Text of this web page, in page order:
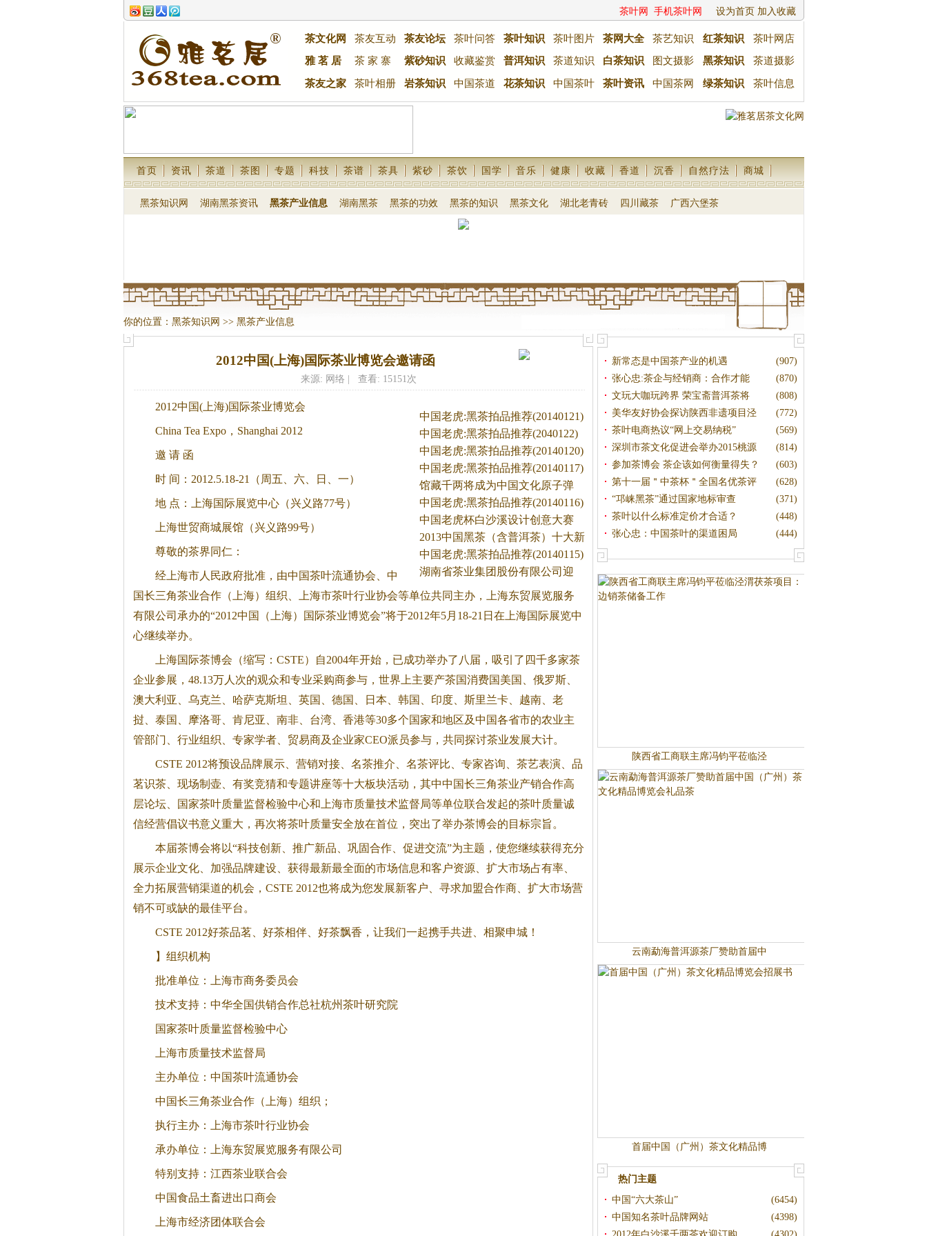
茶叶网 手机茶叶网 设为首页 加入收藏
茶文化网 茶友互动 茶友论坛 茶叶问答 茶叶知识 茶叶图片 茶网大全 茶艺知识 红茶知识
茶叶网店
雅 茗 居
茶 家 寨 紫砂知识 收藏鉴赏 普洱知识 茶道知识 白茶知识 图文摄影 黑茶知识 茶道摄影
茶友之家 茶叶相册 岩茶知识 中国茶道 花茶知识 中国茶叶 茶叶资讯 中国茶网 绿茶知识 茶叶信息
首页 资讯 茶道 茶图 专题 科技 茶谱 茶具 紫砂 茶饮 国学 音乐 健康 收藏 香道 沉香 自然疗法 商城
黑茶知识网 湖南黑茶资讯 黑茶产业信息 湖南黑茶 黑茶的功效 黑茶的知识 黑茶文化 湖北老青砖 四川藏茶 广西六堡茶
你的位置： 黑茶知识网 >> 黑茶产业信息
2012中国(上海)国际茶业博览会邀请函
来源: 网络 | 查看: 15151次
中国老虎:黑茶拍品推荐(20140121)
中国老虎:黑茶拍品推荐(2040122)
中国老虎:黑茶拍品推荐(20140120)
中国老虎:黑茶拍品推荐(20140117)
馆藏千两将成为中国文化原子弹
中国老虎:黑茶拍品推荐(20140116)
中国老虎杯白沙溪设计创意大赛
即
2013中国黑茶（含普洱茶）十大新
闻
中国老虎:黑茶拍品推荐(20140115)
湖南省茶业集团股份有限公司迎
新
2012中国(上海)国际茶业博览会
China Tea Expo，Shanghai 2012
邀 请 函
时 间：2012.5.18-21（周五、六、日、一）
地 点：上海国际展览中心（兴义路77号）
上海世贸商城展馆（兴义路99号）
尊敬的茶界同仁：
经上海市人民政府批准，由中国茶叶流通协会、中
国长三角茶业合作（上海）组织、上海市茶叶行业协会等单位共同主办，上海东贸展览服务
有限公司承办的“2012中国（上海）国际茶业博览会”将于2012年5月18-21日在上海国际展览中
心继续举办。
上海国际茶博会（缩写：CSTE）自2004年开始，已成功举办了八届，吸引了四千多家茶
企业参展，48.13万人次的观众和专业采购商参与，世界上主要产茶国消费国美国、俄罗斯、
澳大利亚、乌克兰、哈萨克斯坦、英国、德国、日本、韩国、印度、斯里兰卡、越南、老
挝、泰国、摩洛哥、肯尼亚、南非、台湾、香港等30多个国家和地区及中国各省市的农业主
管部门、行业组织、专家学者、贸易商及企业家CEO派员参与，共同探讨茶业发展大计。
CSTE 2012将预设品牌展示、营销对接、名茶推介、名茶评比、专家咨询、茶艺表演、品
茗识茶、现场制壶、有奖竞猜和专题讲座等十大板块活动，其中中国长三角茶业产销合作高
层论坛、国家茶叶质量监督检验中心和上海市质量技术监督局等单位联合发起的茶叶质量诚
信经营倡议书意义重大，再次将茶叶质量安全放在首位，突出了举办茶博会的目标宗旨。
本届茶博会将以“科技创新、推广新品、巩固合作、促进交流”为主题，使您继续获得充分
展示企业文化、加强品牌建设、获得最新最全面的市场信息和客户资源、扩大市场占有率、
全力拓展营销渠道的机会，CSTE 2012也将成为您发展新客户、寻求加盟合作商、扩大市场营
销不可或缺的最佳平台。
CSTE 2012好茶品茗、好茶相伴、好茶飘香，让我们一起携手共进、相聚申城！
】组织机构
批准单位：上海市商务委员会
技术支持：中华全国供销合作总社杭州茶叶研究院
国家茶叶质量监督检验中心
上海市质量技术监督局
主办单位：中国茶叶流通协会
中国长三角茶业合作（上海）组织；
执行主办：上海市茶叶行业协会
承办单位：上海东贸展览服务有限公司
特别支持：江西茶业联合会
中国食品土畜进出口商会
上海市经济团体联合会
(907)
新常态是中国茶产业的机遇
(870)
张心忠:茶企与经销商：合作才能
(808)
文玩大咖玩跨界 荣宝斋普洱茶将
(772)
美华友好协会探访陕西非遗项目泾
(569)
茶叶电商热议“网上交易纳税”
(814)
深圳市茶文化促进会举办2015桃源
(603)
参加茶博会 茶企该如何衡量得失？
(628)
第十一届＂中茶杯＂全国名优茶评
(371)
“邛崃黑茶”通过国家地标审查
(448)
茶叶以什么标准定价才合适？
(444)
张心忠：中国茶叶的渠道困局
陕西省工商联主席冯钧平莅临泾
云南勐海普洱源茶厂赞助首届中
首届中国（广州）茶文化精品博
热门主题
(6454)
中国“六大茶山”
(4398)
中国知名茶叶品牌网站